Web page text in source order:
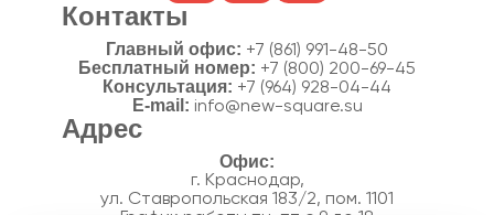
Контакты
Главный офис: +7 (861) 991-48-50
Бесплатный номер: +7 (800) 200-69-45
Консультация: +7 (964) 928-04-44
E-mail: info@new-square.su
Адрес
г. Краснодар,
ул. Ставропольская 183/2, пом. 1101